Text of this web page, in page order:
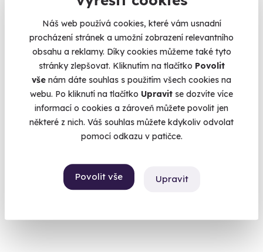
Náš web používá cookies, které vám usnadní
procházení stránek a umožní zobrazení relevantního
obsahu a reklamy. Díky cookies můžeme také tyto
stránky zlepšovat. Kliknutím na tlačítko Povolit
vše nám dáte souhlas s použitím všech cookies na
webu. Po kliknutí na tlačítko Upravit se dozvíte více
informací o cookies a zároveň můžete povolit jen
některé z nich. Váš souhlas můžete kdykoliv odvolat
pomocí odkazu v patičce.
Povolit vše Upravit
Zážitková střelba pro nadšence - 18 zbraní
Vystřílíte celkem 110 nábojů!
Otrokovice - vnitřní střelnice
(+ 28 dalších lokalit)
3 999 Kč
Volný termín už 11. 08. 2026